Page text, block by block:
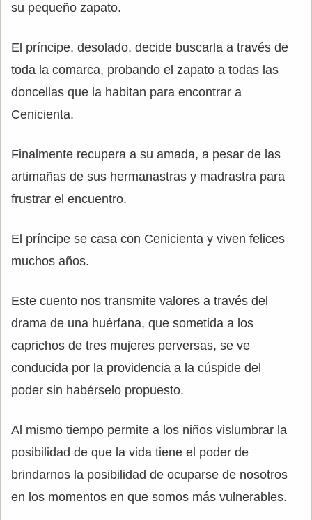
su pequeño zapato.
El príncipe, desolado, decide buscarla a través de
toda la comarca, probando el zapato a todas las
doncellas que la habitan para encontrar a
Cenicienta.
Finalmente recupera a su amada, a pesar de las
artimañas de sus hermanastras y madrastra para
frustrar el encuentro.
El príncipe se casa con Cenicienta y viven felices
muchos años.
Este cuento nos transmite valores a través del
drama de una huérfana, que sometida a los
caprichos de tres mujeres perversas, se ve
conducida por la providencia a la cúspide del
poder sin habérselo propuesto.
Al mismo tiempo permite a los niños vislumbrar la
posibilidad de que la vida tiene el poder de
brindarnos la posibilidad de ocuparse de nosotros
en los momentos en que somos más vulnerables.